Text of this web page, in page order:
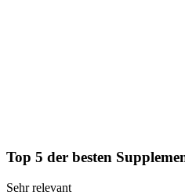
Top 5 der besten
Sehr relevant